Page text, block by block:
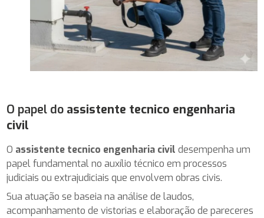
O papel do assistente tecnico engenharia
civil
O assistente tecnico engenharia civil desempenha um
papel fundamental no auxílio técnico em processos
judiciais ou extrajudiciais que envolvem obras civis.
Sua atuação se baseia na análise de laudos,
acompanhamento de vistorias e elaboração de pareceres